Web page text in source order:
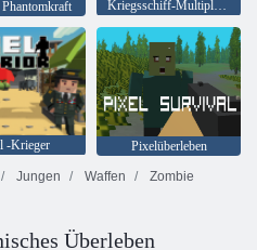
Kriegsschiff-Multiplayer
-Krieger
Pixelüberleben
Jungen Waffen
Zombie
Überleben